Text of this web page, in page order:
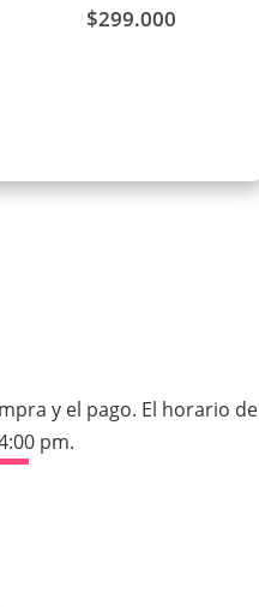
$299.000
y el pago. El horario de
pm.